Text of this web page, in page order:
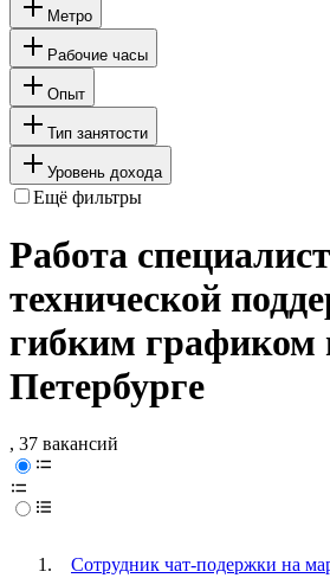
Метро
Рабочие часы
Опыт
Тип занятости
Уровень дохода
Ещё фильтры
Работа
технической
гибким графиком
Петербурге
, 37 вакансий
Сотрудник чат-подержки на